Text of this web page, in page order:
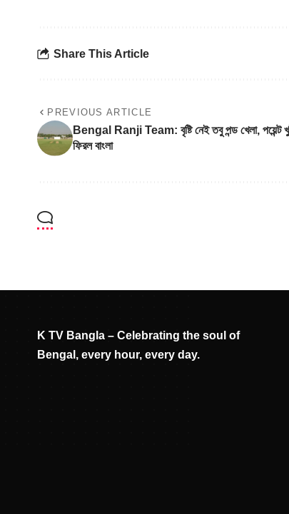
Share This Article
PREVIOUS ARTICLE
Bengal Ranji Team: বৃষ্টি নেই তবু পন্ড খেলা, পয়েন্ট
ফিরল বাংলা
K TV Bangla – Celebrating the soul of
Bengal, every hour, every day.